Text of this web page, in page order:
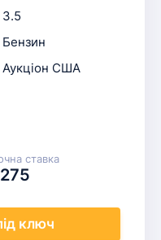
3.5
Бензин
Аукціон США
ставка
ключ